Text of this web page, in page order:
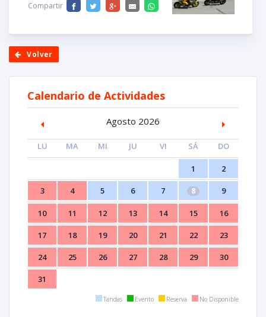
Compartir
Volver
Calendario de Actividades
Agosto 2026
LU MA MI JU VI SÁ DO
1 2
3 4 5 6 7 8 9
10 11 12 13 14 15 16
17 18 19 20 21 22 23
24 25 26 27 28 29 30
31
Tandas Evento Reserva No Disponible